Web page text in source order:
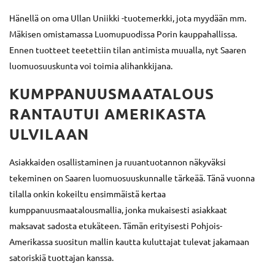
Hänellä on oma Ullan Uniikki -tuotemerkki, jota myydään mm.
Mäkisen omistamassa Luomupuodissa Porin kauppahallissa.
Ennen tuotteet teetettiin tilan antimista muualla, nyt Saaren
luomuosuuskunta voi toimia alihankkijana.
KUMPPANUUSMAATALOUS
RANTAUTUI AMERIKASTA
ULVILAAN
Asiakkaiden osallistaminen ja ruuantuotannon näkyväksi
tekeminen on Saaren luomuosuuskunnalle tärkeää. Tänä vuonna
tilalla onkin kokeiltu ensimmäistä kertaa
kumppanuusmaatalousmallia, jonka mukaisesti asiakkaat
maksavat sadosta etukäteen. Tämän erityisesti Pohjois-
Amerikassa suositun mallin kautta kuluttajat tulevat jakamaan
satoriskiä tuottajan kanssa.